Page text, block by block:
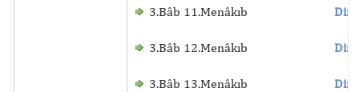
3.Bâb 11.Menâkıb
3.Bâb 12.Menâkıb
3.Bâb 13.Menâkıb